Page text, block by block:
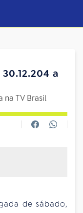
a
na TV Brasil
de sábado,